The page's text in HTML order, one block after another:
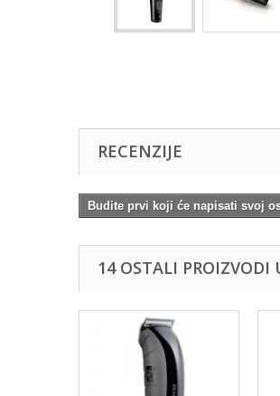
RECENZIJE
Budite prvi koji će napisati svoj
14 OSTALI PROIZVODI